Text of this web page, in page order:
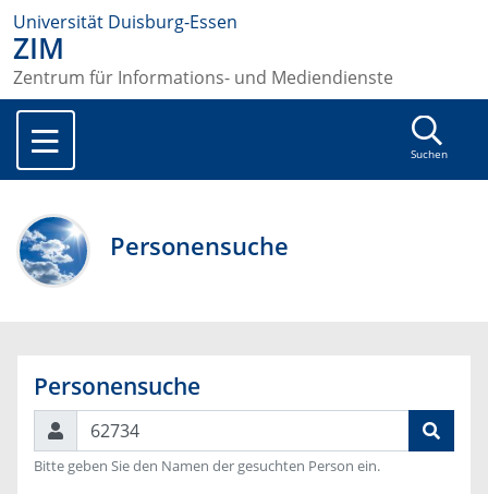
Universität Duisburg-Essen
ZIM
Zentrum für Informations- und Mediendienste
Suchen
Personensuche
Personensuche
Suchen
Bitte geben Sie den Namen der gesuchten Person ein.